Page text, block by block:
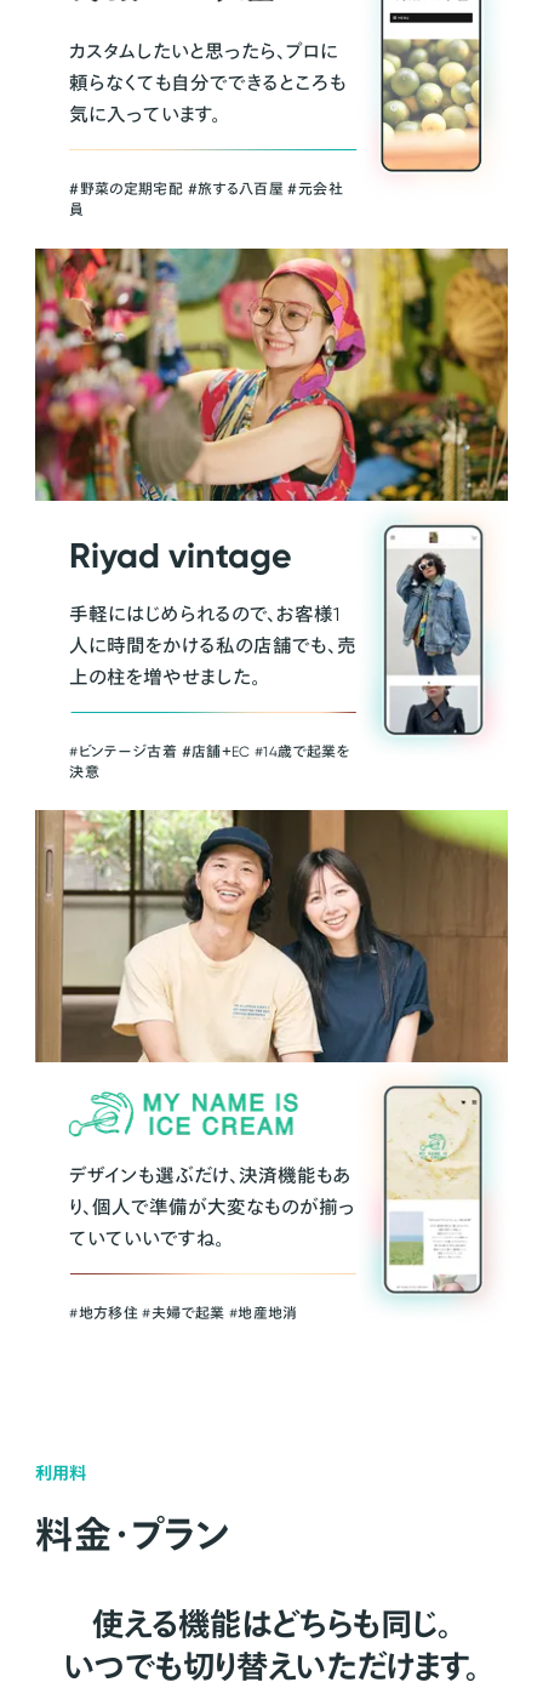
カスタムしたいと思ったら、プロに
頼らなくても自分でできるところも
気に入っています。
＃野菜の定期宅配 ＃旅する八百屋 ＃元会社
員
Riyad vintage
手軽にはじめられるので、お客様1
人に時間をかける私の店舗でも、売
上の柱を増やせました。
#ビンテージ古着 ＃店舗＋EC #14歳で起業を
決意
デザインも選ぶだけ、決済機能もあ
り、個人で準備が大変なものが揃っ
ていていいですね。
#地方移住 #夫婦で起業 #地産地消
利用料
料金・プラン
使える機能はどちらも同じ。
いつでも切り替えいただけます。